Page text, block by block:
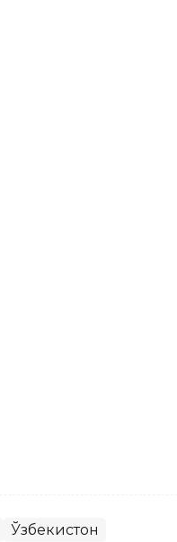
Ўзбекистон